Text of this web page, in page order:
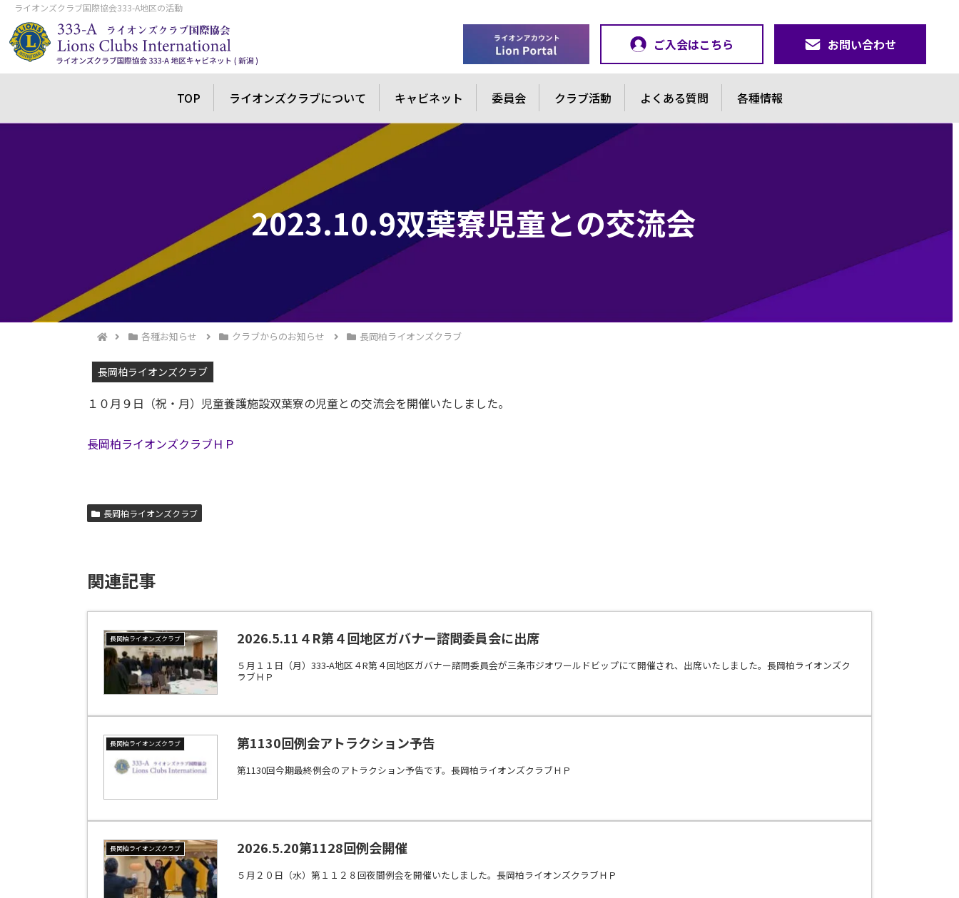
ライオンズクラブ国際協会333-A地区の活動
ご入会はこちら お問い合わせ
TOP ライオンズクラブについて キャビネット 委員会 クラブ活動 よくある質問 各種情報
2023.10.9双葉寮児童との交流会
各種お知らせ クラブからのお知らせ 長岡柏ライオンズクラブ
長岡柏ライオンズクラブ
１０月９日（祝・月）児童養護施設双葉寮の児童との交流会を開催いたしました。
長岡柏ライオンズクラブＨＰ
長岡柏ライオンズクラブ
関連記事
長岡柏ライオンズクラブ 2026.5.11４R第４回地区ガバナー諮問委員会に出席
５月１１日（月）333-A地区４R第４回地区ガバナー諮問委員会が三条市ジオワールドビップにて開催され、出席いたしました。長岡柏ライオンズク
ラブＨＰ
長岡柏ライオンズクラブ 第1130回例会アトラクション予告
第1130回今期最終例会のアトラクション予告です。長岡柏ライオンズクラブＨＰ
長岡柏ライオンズクラブ 2026.5.20第1128回例会開催
５月２０日（水）第１１２８回夜間例会を開催いたしました。長岡柏ライオンズクラブＨＰ